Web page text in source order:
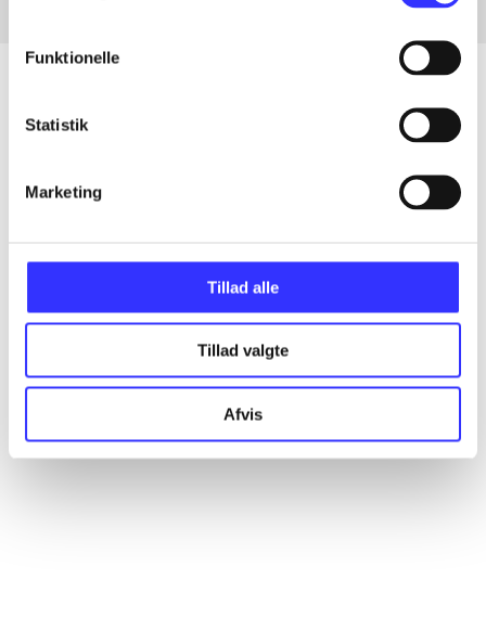
Funktionelle
Statistik
Marketing
Tillad alle
Tillad valgte
Afvis
...
...